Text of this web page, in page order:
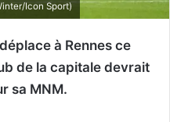
Icon Sport)
à Rennes ce
de la capitale devrait
sa MNM.